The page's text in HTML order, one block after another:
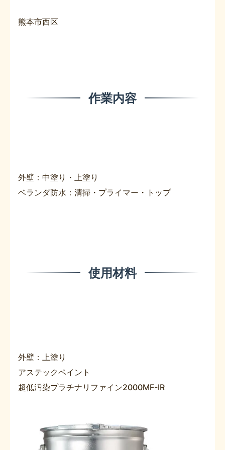
熊本市西区
作業内容
外壁：中塗り・上塗り
ベランダ防水：清掃・プライマー・トップ
使用材料
外壁：上塗り
アステックペイント
超低汚染プラチナリファイン2000MF-IR